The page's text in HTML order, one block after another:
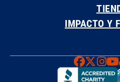
IMPACTO Y
X